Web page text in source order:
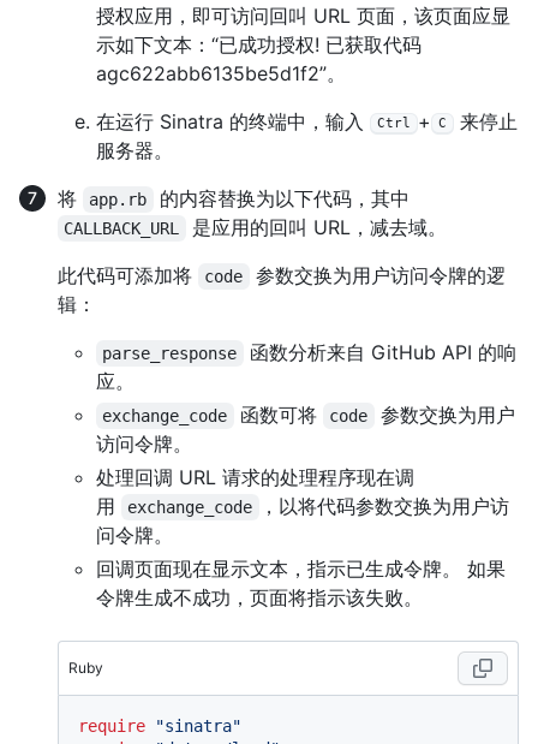
授权应用，即可访问回叫 URL 页面，该页面应显
示如下文本：“已成功授权! 已获取代码
agc622abb6135be5d1f2”。
在运行 Sinatra 的终端中，输入
Ctrl + C
来停止
服务器。
将
app.rb 的内容替换为以下代码，其中
CALLBACK_URL
是应用的回叫 URL，减去域。
此代码可添加将
code
参数交换为用户访问令牌的逻
辑：
parse_response
函数分析来自 GitHub API 的响
应。
exchange_code 函数可将 code
参数交换为用户
访问令牌。
处理回调 URL 请求的处理程序现在调
用
exchange_code
，以将代码参数交换为用户访
问令牌。
回调页面现在显示文本，指示已生成令牌。 如果
令牌生成不成功，页面将指示该失败。
Ruby
require
"sinatra"